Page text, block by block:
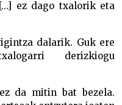
ez dago txalorik eta
dalarik. Guk ere
derizkiogu
da mitin bat bezela.